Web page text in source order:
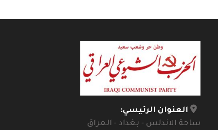
العنوان الرئيسي:
ساحة الاندلس - بغداد - العراق